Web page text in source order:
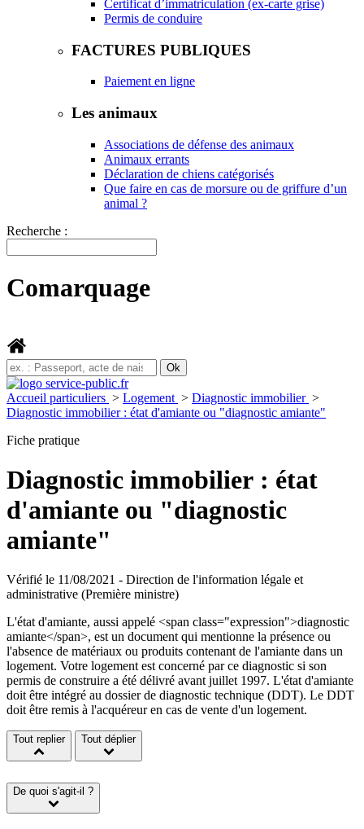
Certificat d’immatriculation (ex-carte grise)
Permis de conduire
FACTURES PUBLIQUES
Paiement en ligne
Les animaux
Associations de défense des animaux
Animaux errants
Déclaration de chiens catégorisés
Que faire en cas de morsure ou de griffure d’un
animal ?
Recherche :
Comarquage
Accueil particuliers > Logement > Diagnostic immobilier >
Diagnostic immobilier : état d'amiante ou "diagnostic amiante"
Fiche pratique
Diagnostic immobilier : état
d'amiante ou "diagnostic
amiante"
Vérifié le 11/08/2021 - Direction de l'information légale et
administrative (Première ministre)
L'état d'amiante, aussi appelé <span class="expression">diagnostic
amiante</span>, est un document qui mentionne la présence ou
l'absence de matériaux ou produits contenant de l'amiante dans un
logement. Votre logement est concerné par ce diagnostic si son
permis de construire a été délivré avant juillet 1997. L'état d'amiante
doit être intégré au dossier de diagnostic technique (DDT). Le DDT
doit être remis à l'acquéreur en cas de vente d'un logement.
Tout replier Tout déplier
De quoi s'agit-il ?